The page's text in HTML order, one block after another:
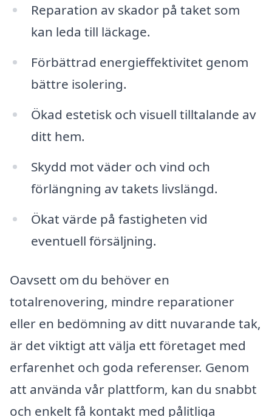
Reparation av skador på taket som
kan leda till läckage.
Förbättrad energieffektivitet genom
bättre isolering.
Ökad estetisk och visuell tilltalande av
ditt hem.
Skydd mot väder och vind och
förlängning av takets livslängd.
Ökat värde på fastigheten vid
eventuell försäljning.
Oavsett om du behöver en
totalrenovering, mindre reparationer
eller en bedömning av ditt nuvarande tak,
är det viktigt att välja ett företaget med
erfarenhet och goda referenser. Genom
att använda vår plattform, kan du snabbt
och enkelt få kontakt med pålitliga